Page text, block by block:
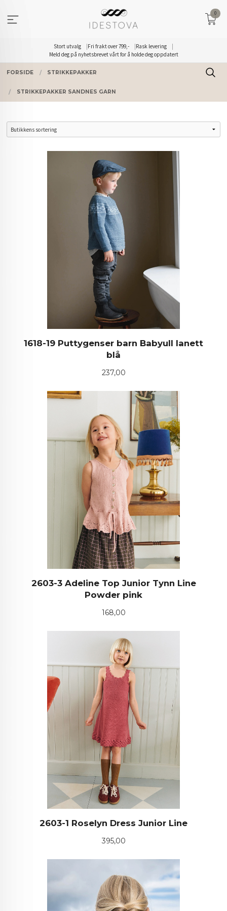
innholdet
Stort utvalg Fri frakt over 799,-
Rask levering
Meld deg på nyhetsbrevet vårt for å holde deg oppdatert
0
FORSIDE STRIKKEPAKKER
STRIKKEPAKKER SANDNES GARN
1618-19 Puttygenser barn Babyull lanett
blå
Pris
237,00
2603-3 Adeline Top Junior Tynn Line
Powder pink
Pris
168,00
2603-1 Roselyn Dress Junior Line
Pris
395,00